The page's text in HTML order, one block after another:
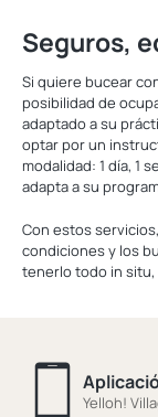
Seguros,
Si quiere bucear
posibilidad de
adaptado a su
optar por un
modalidad: 1 día, 1
adapta a su
Con estos
condiciones y los
tenerlo todo in situ,
Yelloh!